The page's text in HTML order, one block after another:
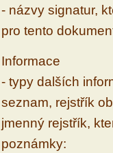
- názvy signatur,
pro tento
Informace
- typy dalších
seznam, rejstřík
jmenný rejstřík,
poznámky: